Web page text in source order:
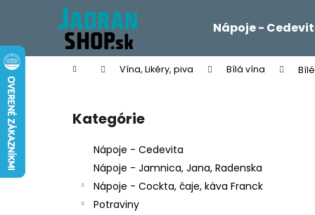
Nápoje -
Domov Vína, Likéry, piva Bílá vína
Preskočiť
kategórie
Kategórie
Nápoje - Cedevita
Nápoje - Jamnica, Jana, Radenska
Nápoje - Cockta, čaje, káva Franck
Potraviny
š
í
k
Späť
do
Späť
do